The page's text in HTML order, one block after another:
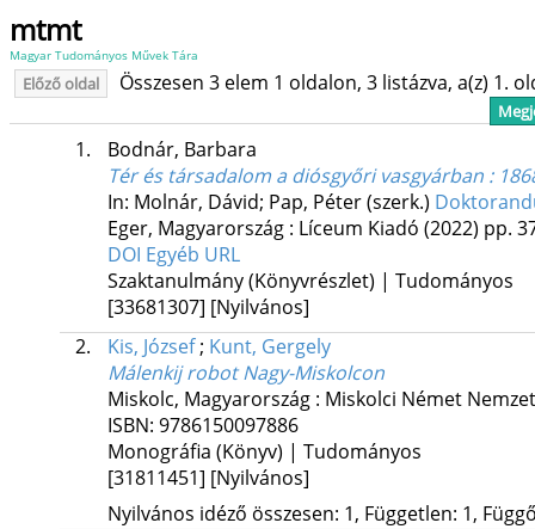
mtmt
Magyar Tudományos Művek Tára
Előző oldal Összesen 3 elem 1 oldalon, 3 listázva, a(z) 1.
1.
Bodnár, Barbara
Tér és társadalom a diósgyőri vasgyárban :
In: Molnár, Dávid; Pap, Péter (szerk.)
Eger, Magyarország : Líceum Kiadó (2022) pp.
DOI Egyéb URL
Szaktanulmány (Könyvrészlet) | Tudományos
[33681307] [Nyilvános]
2.
Kis, József; Kunt, Gergely
Málenkij robot Nagy-Miskolcon
Miskolc, Magyarország : Miskolci Német
ISBN: 9786150097886
Monográfia (Könyv) | Tudományos
[31811451] [Nyilvános]
Nyilvános idéző összesen: 1, Független: 1,